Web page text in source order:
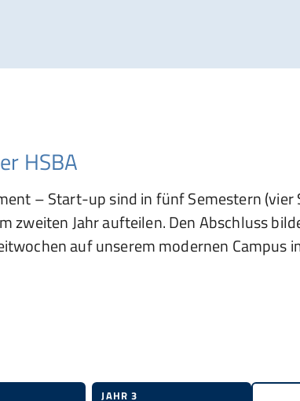
HSBA
– Start-up sind in fünf Semestern (vier
Jahr aufteilen. Den Abschluss
auf unserem modernen Campus
JAHR 3